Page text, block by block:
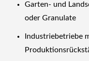
Garten- und
oder Granulate
Industriebetriebe